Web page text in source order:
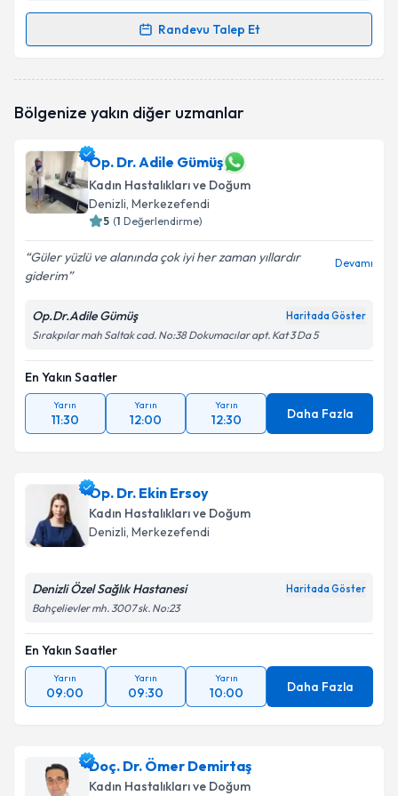
kapsamda işlenmesini kabul ediyorum.
Randevu Talep Et
Randevu Takvimi Talebi
oluşturun. Size bu uzmandan randevu almanız için bir
E-posta Adresiniz
Kişisel verilerimin işlenmesine ilişkinAydınlatma
Takvim Talebini Gönder
Bölgenize yakın diğer uzmanlar
Op. Dr. Adile Gümüş
Kadın Hastalıkları ve Doğum
Denizli, Merkezefendi
5 (1 Değerlendirme)
Güler yüzlü ve alanında çok iyi her zaman yıllardır
giderim
Devamı
Op.Dr.Adile Gümüş Haritada Göster
Sırakpılar mah Saltak cad. No:38 Dokumacılar apt. Kat 3 Da 5
En Yakın Saatler
Yarın
11:30
Yarın
12:00
Yarın
12:30 Daha Fazla
Op. Dr. Ekin Ersoy
Kadın Hastalıkları ve Doğum
Denizli, Merkezefendi
Denizli Özel Sağlık Hastanesi Haritada Göster
Bahçelievler mh. 3007 sk. No:23
En Yakın Saatler
Yarın
09:00
Yarın
09:30
Yarın
10:00 Daha Fazla
Doç. Dr. Ömer Demirtaş
Kadın Hastalıkları ve Doğum